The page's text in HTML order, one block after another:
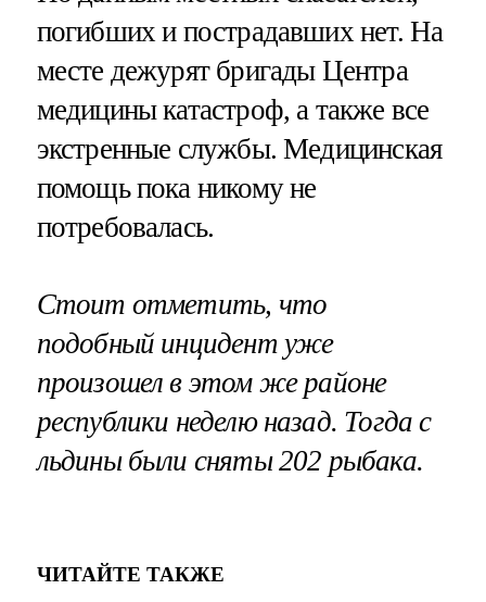
погибших и пострадавших нет. На
месте дежурят бригады Центра
медицины катастроф, а также все
экстренные службы. Медицинская
помощь пока никому не
потребовалась.
Стоит отметить, что
подобный инцидент уже
произошел в этом же районе
республики неделю назад. Тогда с
льдины были сняты 202 рыбака.
ЧИТАЙТЕ ТАКЖЕ